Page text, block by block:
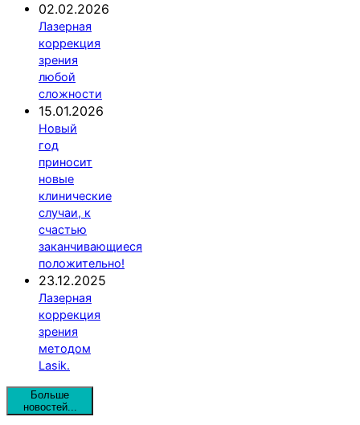
02.02.2026
Лазерная
коррекция
зрения
любой
сложности
15.01.2026
Новый
год
приносит
новые
клинические
случаи, к
счастью
заканчивающиеся
положительно!
23.12.2025
Лазерная
коррекция
зрения
методом
Lasik.
Больше
новостей...